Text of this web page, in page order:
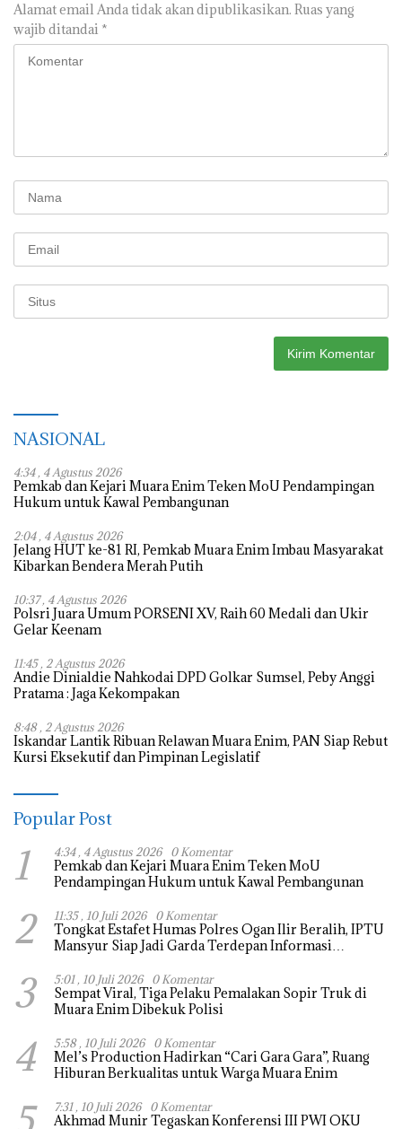
Alamat email Anda tidak akan dipublikasikan. Ruas yang
wajib ditandai *
NASIONAL
4:34 , 4 Agustus 2026
Pemkab dan Kejari Muara Enim Teken MoU Pendampingan
Hukum untuk Kawal Pembangunan
2:04 , 4 Agustus 2026
Jelang HUT ke-81 RI, Pemkab Muara Enim Imbau Masyarakat
Kibarkan Bendera Merah Putih
10:37 , 4 Agustus 2026
Polsri Juara Umum PORSENI XV, Raih 60 Medali dan Ukir
Gelar Keenam
11:45 , 2 Agustus 2026
Andie Dinialdie Nahkodai DPD Golkar Sumsel, Peby Anggi
Pratama : Jaga Kekompakan
8:48 , 2 Agustus 2026
Iskandar Lantik Ribuan Relawan Muara Enim, PAN Siap Rebut
Kursi Eksekutif dan Pimpinan Legislatif
Popular Post
1 4:34 , 4 Agustus 2026 0 Komentar
Pemkab dan Kejari Muara Enim Teken MoU
Pendampingan Hukum untuk Kawal Pembangunan
2 11:35 , 10 Juli 2026 0 Komentar
Tongkat Estafet Humas Polres Ogan Ilir Beralih, IPTU
Mansyur Siap Jadi Garda Terdepan Informasi
3 5:01 , 10 Juli 2026 0 Komentar
Sempat Viral, Tiga Pelaku Pemalakan Sopir Truk di
Muara Enim Dibekuk Polisi
4 5:58 , 10 Juli 2026 0 Komentar
Mel’s Production Hadirkan “Cari Gara Gara”, Ruang
Hiburan Berkualitas untuk Warga Muara Enim
7:31 , 10 Juli 2026 0 Komentar
Akhmad Munir Tegaskan Konferensi III PWI OKU